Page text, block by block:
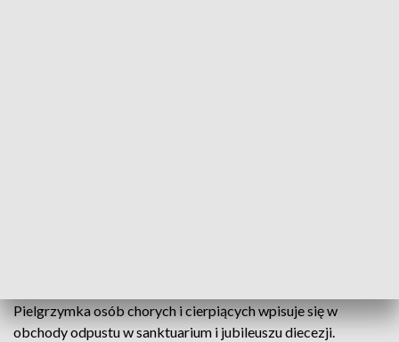
Pielgrzymka osób chorych i cierpiących wpisuje się w
obchody odpustu w sanktuarium i jubileuszu diecezji.